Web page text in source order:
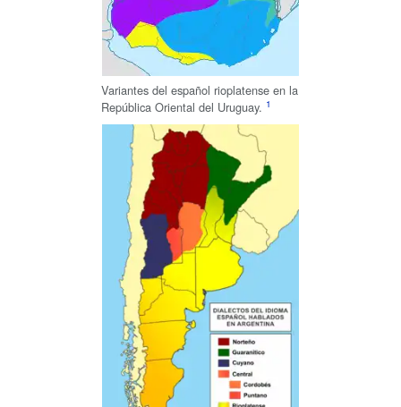
Variantes del español rioplatense en la
República Oriental del Uruguay.